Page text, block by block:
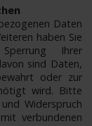
Daten
haben Sie
Ihrer
sind Daten,
oder zur
wird. Bitte
Widerspruch
verbundenen